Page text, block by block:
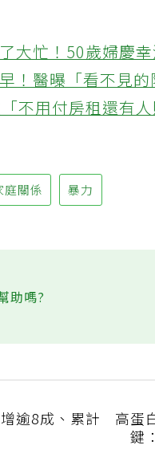
大忙！50歲婦慶
！醫曝「看不見
不用付房租還有
庭關係 暴力
助嗎?
逾8成、累計
高